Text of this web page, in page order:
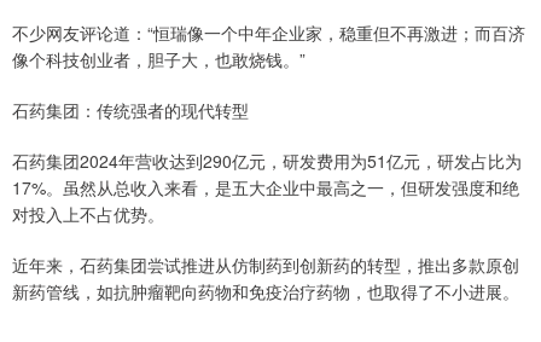
不少网友评论道：“恒瑞像一个中年企业家，稳重但不再激进；而百济
像个科技创业者，胆子大，也敢烧钱。”
石药集团：传统强者的现代转型
石药集团2024年营收达到290亿元，研发费用为51亿元，研发占比为
17%。虽然从总收入来看，是五大企业中最高之一，但研发强度和绝
对投入上不占优势。
近年来，石药集团尝试推进从仿制药到创新药的转型，推出多款原创
新药管线，如抗肿瘤靶向药物和免疫治疗药物，也取得了不小进展。